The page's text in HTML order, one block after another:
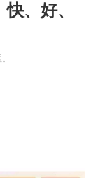
、好、